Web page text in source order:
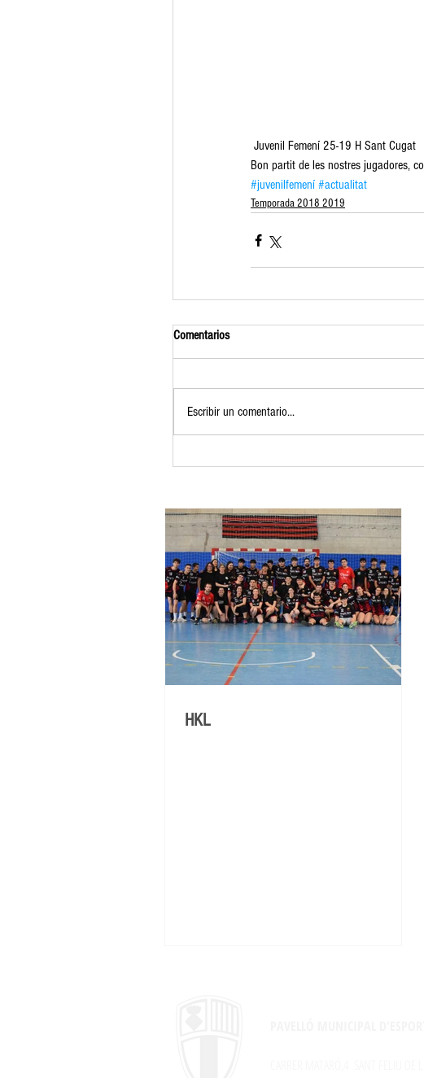
Juvenil Femení 25-19 H Sant Cugat
Bon partit de les nostres jugadores,
#juvenilfemení #actualitat
Temporada 2018 2019
Comentarios
Escribir un comentario...
HKL